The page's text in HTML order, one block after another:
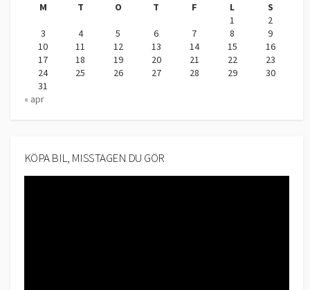
M
T O T F L
S
1
2
3
4 5 6 7 8
9
10
11 12 13 14 15
16
17
18 19 20 21 22
23
24
25 26 27 28 29
30
31
« apr
KÖPA BIL, MISSTAGEN DU GÖR